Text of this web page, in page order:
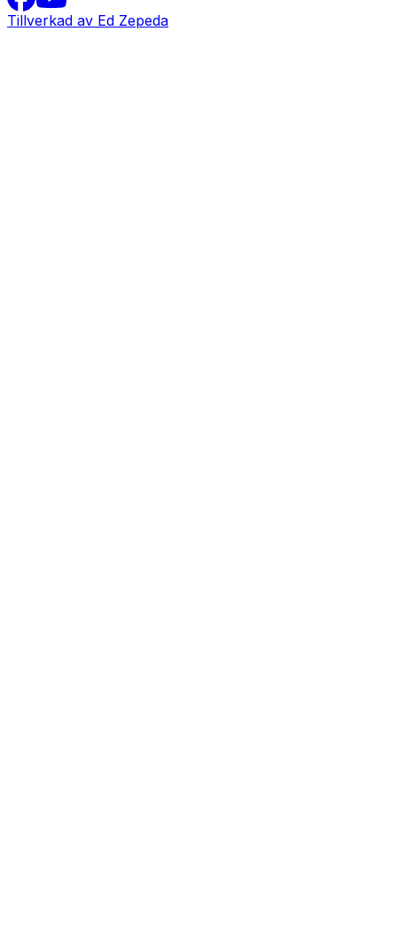
Tillverkad av Ed Zepeda